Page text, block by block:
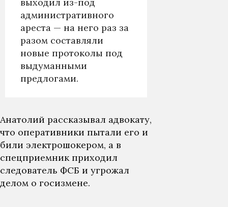
административного
ареста — на него раз за
разом составляли
новые протоколы под
выдуманными
предлогами.
Анатолий рассказывал адвокату,
что оперативники пытали его и
били электрошокером, а в
спецприемник приходил
следователь ФСБ и угрожал
делом о госизмене.